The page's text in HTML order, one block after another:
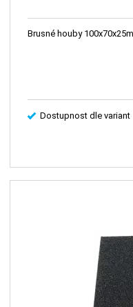
Brusné houby
Dostupnost dle variant